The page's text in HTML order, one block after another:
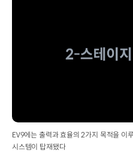
EV9에는 출력과 효율의 2가지 목적을 이
시스템이 탑재됐다